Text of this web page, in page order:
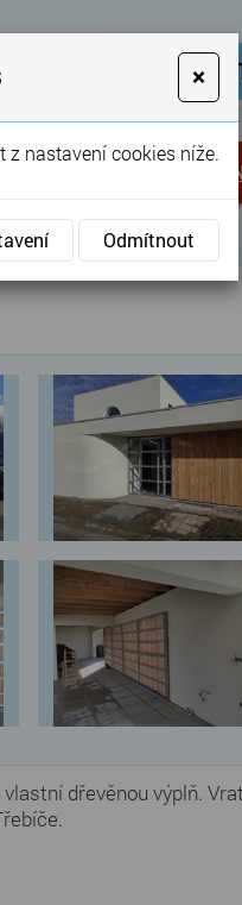
...
garážová vrata Stařeč
dřevěnou výplň.
×
z nastavení cookies níže.
Odmítnout